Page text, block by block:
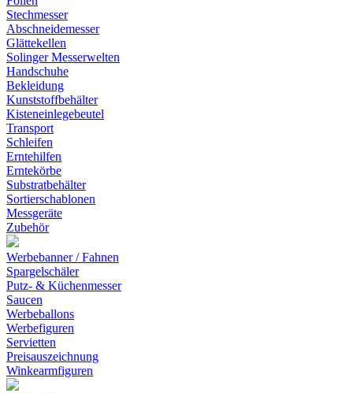
Stechmesser
Abschneidemesser
Glättekellen
Solinger Messerwelten
Handschuhe
Bekleidung
Kunststoffbehälter
Kisteneinlegebeutel
Transport
Schleifen
Erntehilfen
Erntekörbe
Substratbehälter
Sortierschablonen
Messgeräte
Zubehör
Werbebanner / Fahnen
Spargelschäler
Putz- & Küchenmesser
Saucen
Werbeballons
Werbefiguren
Servietten
Preisauszeichnung
Winkearmfiguren